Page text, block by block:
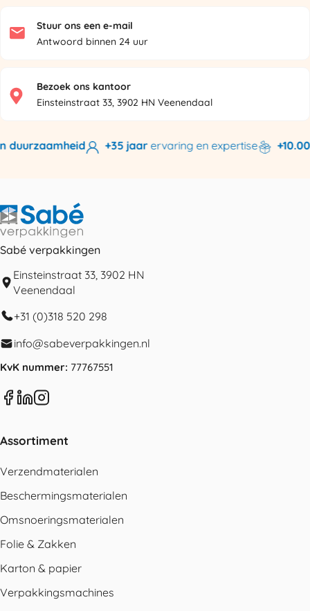
Stuur ons een e-mail
Antwoord binnen 24 uur
Bezoek ons kantoor
Einsteinstraat 33, 3902 HN Veenendaal
+35 jaarervaring en expertise
Sabé verpakkingen
Einsteinstraat 33, 3902 HN
Veenendaal
+31 (0)318 520 298
info@sabeverpakkingen.nl
KvK nummer: 77767551
Assortiment
Verzendmaterialen
Beschermingsmaterialen
Omsnoeringsmaterialen
Folie & Zakken
Karton & papier
Verpakkingsmachines